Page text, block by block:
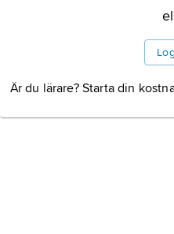
Är du lärare? Starta din